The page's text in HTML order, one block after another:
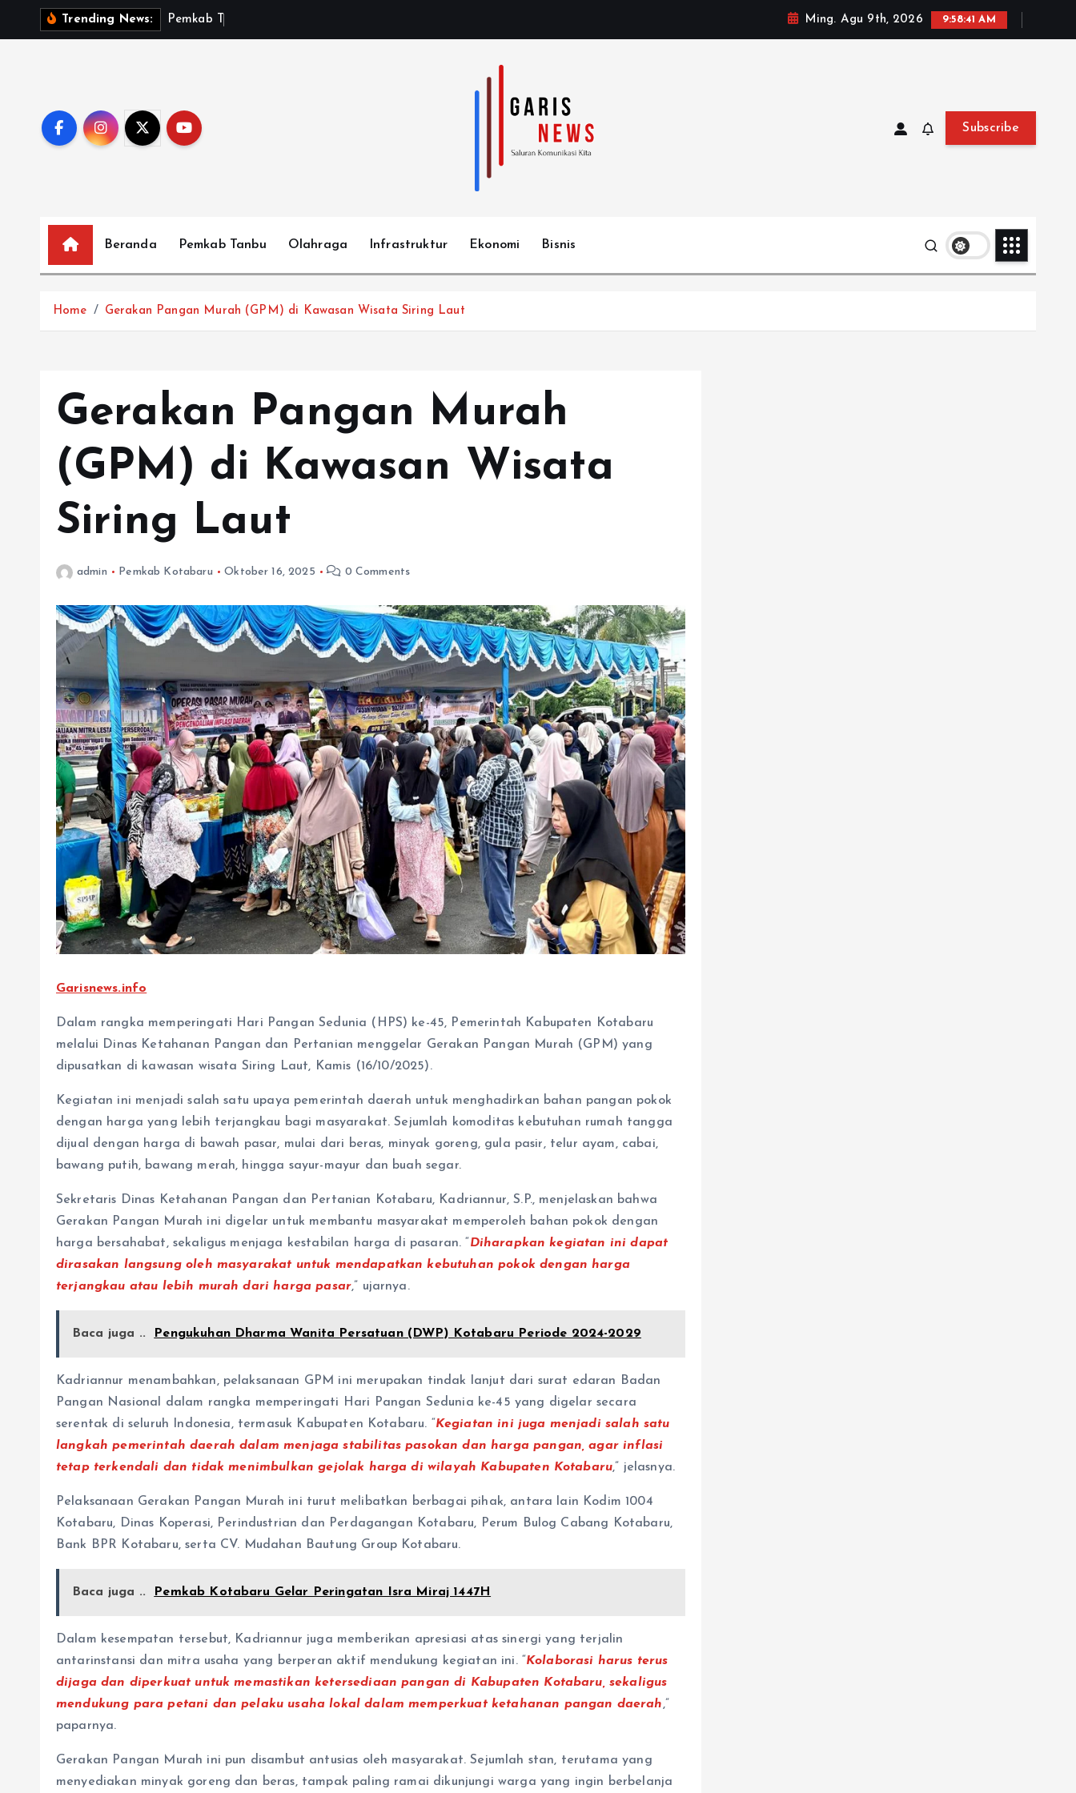
Trending News: Pem ka b Ming. Agu 9th, 2026 9:58:42 AM
Subscribe
Beranda Pemkab Tanbu Olahraga Infrastruktur Ekonomi Bisnis
Home Gerakan Pangan Murah (GPM) di Kawasan Wisata Siring Laut
Gerakan Pangan Murah
(GPM) di Kawasan Wisata
Siring Laut
admin Pemkab Kotabaru Oktober 16, 2025 0 Comments
Garisnews.info
Dalam rangka memperingati Hari Pangan Sedunia (HPS) ke-45, Pemerintah Kabupaten Kotabaru
melalui Dinas Ketahanan Pangan dan Pertanian menggelar Gerakan Pangan Murah (GPM) yang
dipusatkan di kawasan wisata Siring Laut, Kamis (16/10/2025).
Kegiatan ini menjadi salah satu upaya pemerintah daerah untuk menghadirkan bahan pangan pokok
dengan harga yang lebih terjangkau bagi masyarakat. Sejumlah komoditas kebutuhan rumah tangga
dijual dengan harga di bawah pasar, mulai dari beras, minyak goreng, gula pasir, telur ayam, cabai,
bawang putih, bawang merah, hingga sayur-mayur dan buah segar.
Sekretaris Dinas Ketahanan Pangan dan Pertanian Kotabaru, Kadriannur, S.P., menjelaskan bahwa
Gerakan Pangan Murah ini digelar untuk membantu masyarakat memperoleh bahan pokok dengan
harga bersahabat, sekaligus menjaga kestabilan harga di pasaran. “Diharapkan kegiatan ini dapat
dirasakan langsung oleh masyarakat untuk mendapatkan kebutuhan pokok dengan harga
terjangkau atau lebih murah dari harga pasar,” ujarnya.
Baca juga .. Pengukuhan Dharma Wanita Persatuan (DWP) Kotabaru Periode 2024-2029
Kadriannur menambahkan, pelaksanaan GPM ini merupakan tindak lanjut dari surat edaran Badan
Pangan Nasional dalam rangka memperingati Hari Pangan Sedunia ke-45 yang digelar secara
serentak di seluruh Indonesia, termasuk Kabupaten Kotabaru. “Kegiatan ini juga menjadi salah satu
langkah pemerintah daerah dalam menjaga stabilitas pasokan dan harga pangan, agar inflasi
tetap terkendali dan tidak menimbulkan gejolak harga di wilayah Kabupaten Kotabaru,” jelasnya.
Pelaksanaan Gerakan Pangan Murah ini turut melibatkan berbagai pihak, antara lain Kodim 1004
Kotabaru, Dinas Koperasi, Perindustrian dan Perdagangan Kotabaru, Perum Bulog Cabang Kotabaru,
Bank BPR Kotabaru, serta CV. Mudahan Bautung Group Kotabaru.
Baca juga .. Pemkab Kotabaru Gelar Peringatan Isra Miraj 1447H
Dalam kesempatan tersebut, Kadriannur juga memberikan apresiasi atas sinergi yang terjalin
antarinstansi dan mitra usaha yang berperan aktif mendukung kegiatan ini. “Kolaborasi harus terus
dijaga dan diperkuat untuk memastikan ketersediaan pangan di Kabupaten Kotabaru, sekaligus
mendukung para petani dan pelaku usaha lokal dalam memperkuat ketahanan pangan daerah,”
paparnya.
Gerakan Pangan Murah ini pun disambut antusias oleh masyarakat. Sejumlah stan, terutama yang
menyediakan minyak goreng dan beras, tampak paling ramai dikunjungi warga yang ingin berbelanja